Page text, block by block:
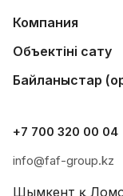
Компания
Объектінi сату
Байланыстар
+7 700 320 00 04
info@faf-group.kz
Шымкент қ.,